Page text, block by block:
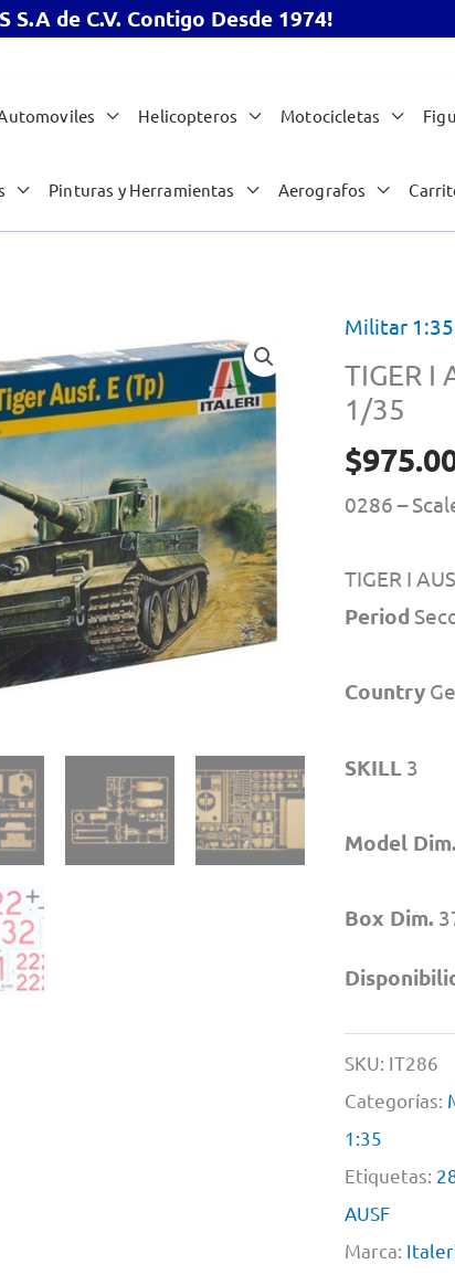
S.A de C.V. Contigo Desde 1974!
Helicopteros Motocicletas
Pinturas y Herramientas Aerografos
Militar 1:35
TIGER I
1/35
$
0286 –
TIGER I
Period
Country
SKILL 3
Model Dim.
Box Dim.
SKU: IT286
Categorías:
1:35
Etiquetas:
AUSF
Marca: